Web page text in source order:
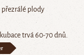
plody
trvá 60-70 dnů.